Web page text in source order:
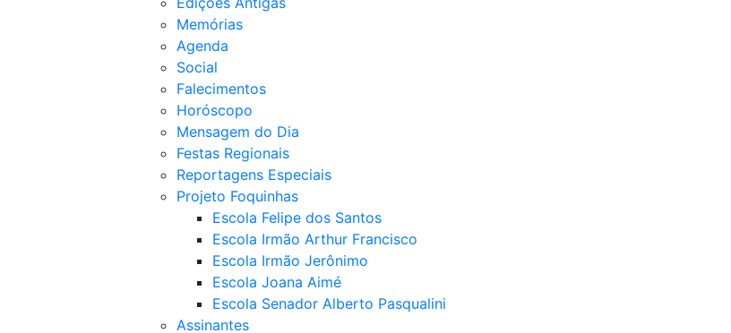
Memórias
Agenda
Social
Falecimentos
Horóscopo
Mensagem do Dia
Festas Regionais
Reportagens Especiais
Projeto Foquinhas
Escola Felipe dos Santos
Escola Irmão Arthur Francisco
Escola Irmão Jerônimo
Escola Joana Aimé
Escola Senador Alberto Pasqualini
Assinantes